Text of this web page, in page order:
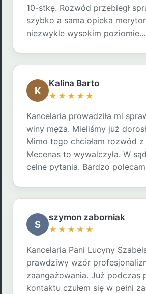
10-stkę. Rozwód przebiegł
szybko a sama opieka
niezwykle wysokim
K
Kalina Barto
★★★★★
Kancelaria prowadziła mi
winy męża. Mieliśmy już
Mimo tego chciałam rozwód
Mecenas to wywalczyła. W
celne pytania. Bardzo
S
szymon zaborniak
★★★★★
Kancelaria Pani Lucyny
prawdziwy wzór
zaangażowania. Już podczas
kontaktu czułem się w pełni